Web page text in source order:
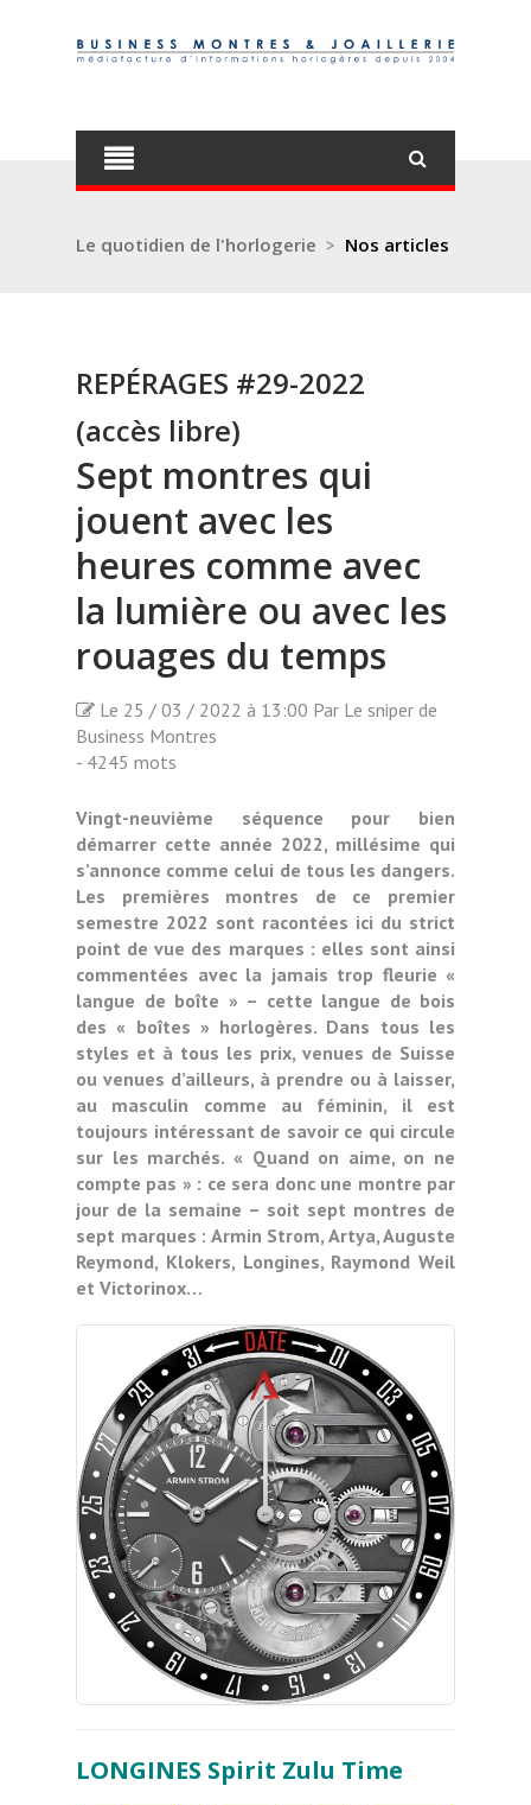
Le quotidien de l'horlogerie > Nos articles
REPÉRAGES #29-2022
(accès libre)
Sept montres qui
jouent avec les
heures comme avec
la lumière ou avec les
rouages du temps
Le 25 / 03 / 2022 à 13:00 Par Le sniper de
Business Montres
- 4245 mots
Vingt-neuvième séquence pour bien
démarrer cette année 2022, millésime qui
s’annonce comme celui de tous les dangers.
Les premières montres de ce premier
semestre 2022 sont racontées ici du strict
point de vue des marques : elles sont ainsi
commentées avec la jamais trop fleurie «
langue de boîte » – cette langue de bois
des « boîtes » horlogères. Dans tous les
styles et à tous les prix, venues de Suisse
ou venues d’ailleurs, à prendre ou à laisser,
au masculin comme au féminin, il est
toujours intéressant de savoir ce qui circule
sur les marchés. « Quand on aime, on ne
compte pas » : ce sera donc une montre par
jour de la semaine – soit sept montres de
sept marques : Armin Strom, Artya, Auguste
Reymond, Klokers, Longines, Raymond Weil
et Victorinox…
LONGINES Spirit Zulu Time